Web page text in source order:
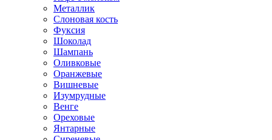
Металлик
Слоновая кость
Фуксия
Шоколад
Шампань
Оливковые
Оранжевые
Вишневые
Изумрудные
Венге
Ореховые
Янтарные